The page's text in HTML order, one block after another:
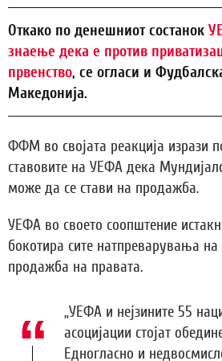
Откако по денешниот состанок
знаење дека е против
првенство, се огласи и
Македонија.
ФФМ во својата реакција изрази
ставовите на УЕФА дека
може да се стави на продажба.
УЕФА во своето соопштение
бокотира сите натпреварувања
продажба на правата.
„УЕФА и нејзините 55
асоцијации стојат
Едногласно и